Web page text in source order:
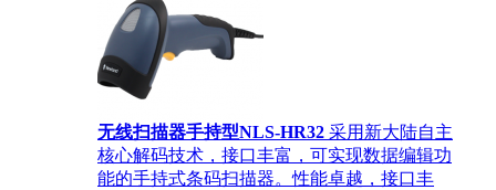
无线扫描器手持型NLS-HR32 采用新大陆自主
核心解码技术，接口丰富，可实现数据编辑功
能的手持式条码扫描器。性能卓越，接口丰